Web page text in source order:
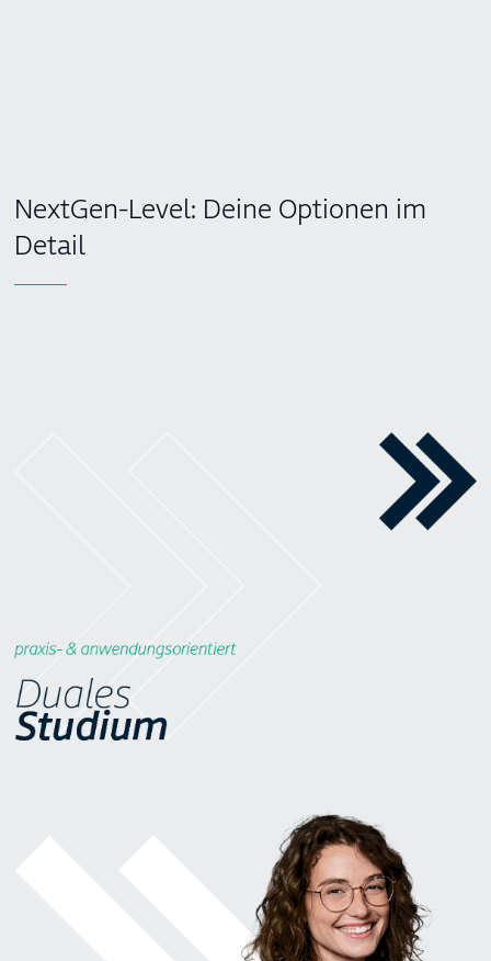
NextGen-Level: Deine Optionen im
Detail